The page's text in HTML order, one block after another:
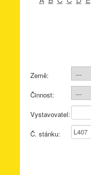
Země:
Činnost:
Vystavovatel:
Č. stánku: